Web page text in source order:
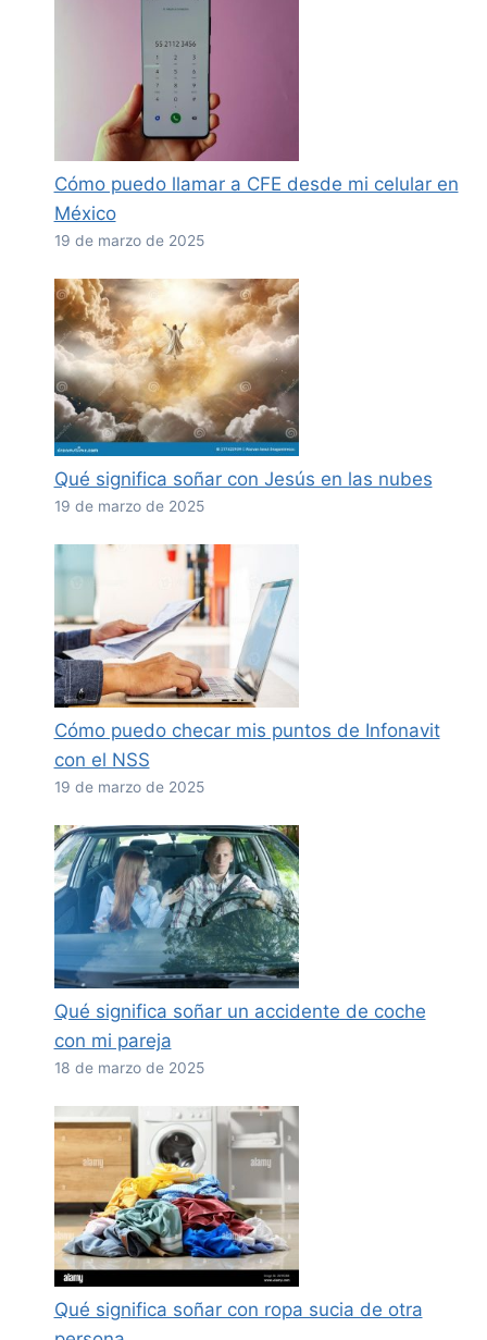
Cómo puedo llamar a CFE desde mi celular en
México
19 de marzo de 2025
Qué significa soñar con Jesús en las nubes
19 de marzo de 2025
Cómo puedo checar mis puntos de Infonavit
con el NSS
19 de marzo de 2025
Qué significa soñar un accidente de coche
con mi pareja
18 de marzo de 2025
Qué significa soñar con ropa sucia de otra